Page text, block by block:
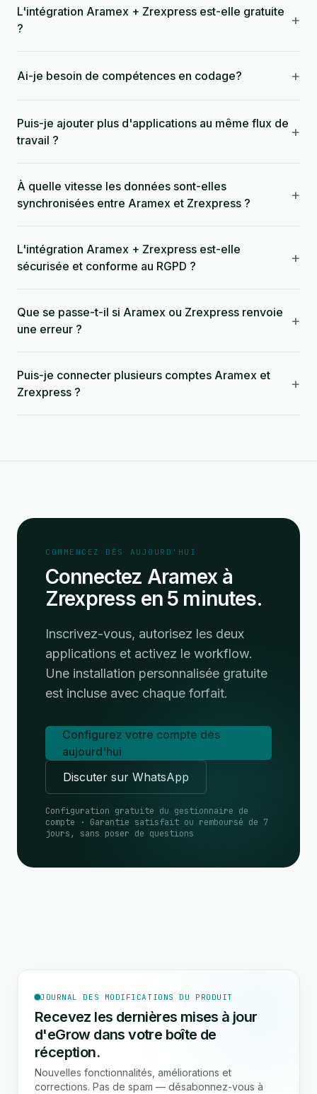
L'intégration Aramex + Zrexpress est-elle gratuite
?
+
Ai-je besoin de compétences en codage? +
Puis-je ajouter plus d'applications au même flux de
travail ?
+
À quelle vitesse les données sont-elles
synchronisées entre Aramex et Zrexpress ?
+
L'intégration Aramex + Zrexpress est-elle
sécurisée et conforme au RGPD ?
+
Que se passe-t-il si Aramex ou Zrexpress renvoie
une erreur ?
+
Puis-je connecter plusieurs comptes Aramex et
Zrexpress ?
+
COMMENCEZ DÈS AUJOURD'HUI
Connectez Aramex à
Zrexpress en 5 minutes.
Inscrivez-vous, autorisez les deux
applications et activez le workflow.
Une installation personnalisée gratuite
est incluse avec chaque forfait.
Configurez votre compte dès
aujourd'hui
Discuter sur WhatsApp
Configuration gratuite du gestionnaire de
compte · Garantie satisfait ou remboursé de 7
jours, sans poser de questions
JOURNAL DES MODIFICATIONS DU PRODUIT
Recevez les dernières mises à jour
d'eGrow dans votre boîte de
réception.
Nouvelles fonctionnalités, améliorations et
corrections. Pas de spam — désabonnez-vous à